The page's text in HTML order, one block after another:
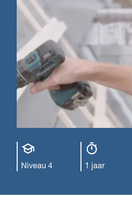
Opleiding
niveau
Niveau 4
1 jaar